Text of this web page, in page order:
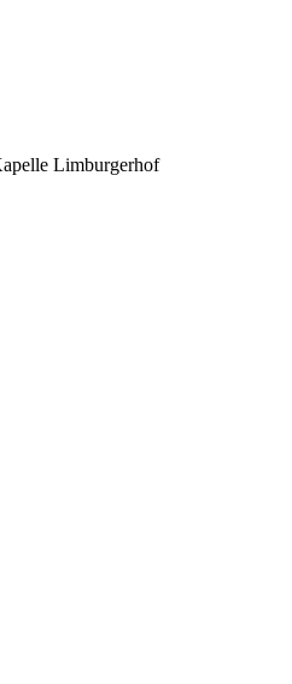
Limburgerhof